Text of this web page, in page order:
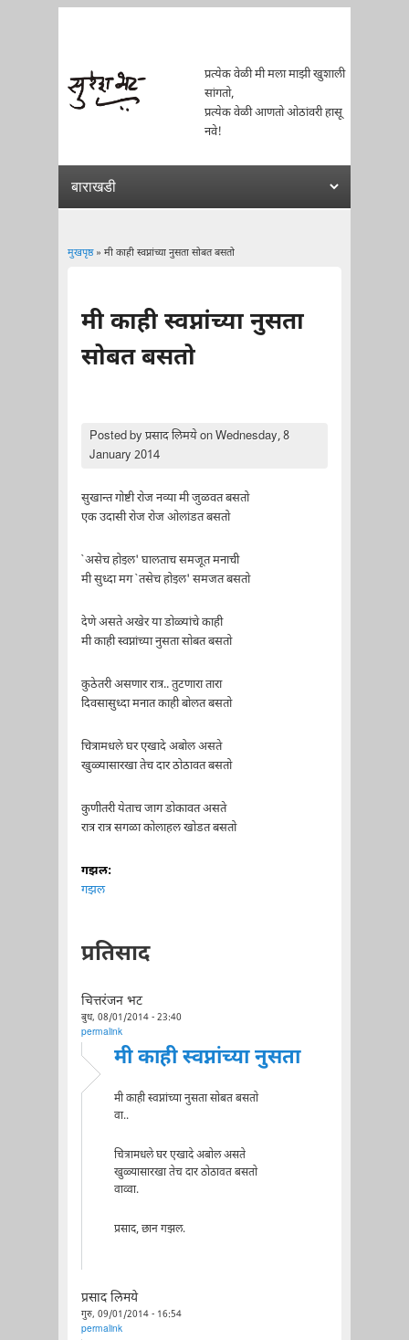
प्रत्येक वेळी मी मला माझी खुशाली
सांगतो,
प्रत्येक वेळी आणतो ओठांवरी हासू
नवे!
मुखपृष्ठ» मी काही स्वप्नांच्या नुसता सोबत बसतो
मी काही स्वप्नांच्या नुसता
सोबत बसतो
Posted byप्रसाद लिमयेon Wednesday, 8
January 2014
सुखान्त गोष्टी रोज नव्या मी जुळवत बसतो
एक उदासी रोज रोज ओलांडत बसतो
`असेच होइल' घालताच समजूत मनाची
मी सुध्दा मग `तसेच होइल' समजत बसतो
देणे असते अखेर या डोळ्यांचे काही
मी काही स्वप्नांच्या नुसता सोबत बसतो
कुठेतरी असणार रात्र.. तुटणारा तारा
दिवसासुध्दा मनात काही बोलत बसतो
चित्रामधले घर एखादे अबोल असते
खुळ्यासारखा तेच दार ठोठावत बसतो
कुणीतरी येताच जाग डोकावत असते
रात्र रात्र सगळा कोलाहल खोडत बसतो
गझल:
गझल
प्रतिसाद
चित्तरंजन भट
बुध, 08/01/2014 - 23:40
permalink
मी काही स्वप्नांच्या नुसता
मी काही स्वप्नांच्या नुसता सोबत बसतो
वा..
चित्रामधले घर एखादे अबोल असते
खुळ्यासारखा तेच दार ठोठावत बसतो
वाव्वा.
प्रसाद, छान गझल.
प्रसाद लिमये
गुरु, 09/01/2014 - 16:54
permalink